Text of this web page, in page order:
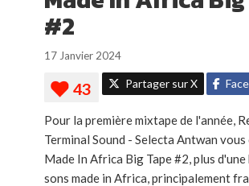
#2
17 Janvier 2024
Partager sur X
Pour la première mixtape de l'année,
Terminal Sound - Selecta Antwan
Made In Africa Big Tape #2, plus d'une
sons made in Africa, principalement